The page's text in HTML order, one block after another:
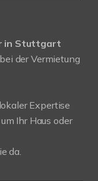
in Stuttgart
der Vermietung
Expertise
Ihr Haus oder
da.